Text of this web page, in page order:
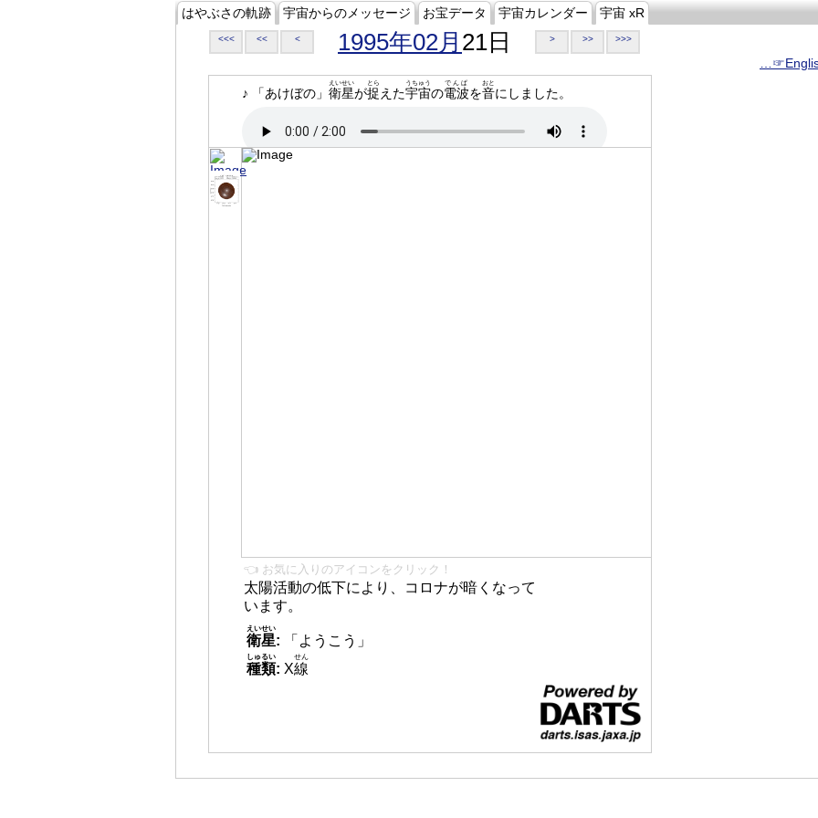
はやぶさの軌跡 宇宙からのメッセージ お宝データ 宇宙カレンダー 宇宙 xR
<<< << < 1995年02月 21日 > >> >>>
♪ 「あけぼの」 衛星
えいせい
が捉
とら
えた宇宙
うちゅう
の電波
でんぱ
を音
おと
にしました。
👈 お気に入りのアイコンをクリック！
太陽活動の低下により、コロナが暗くなって
います。
衛星
えいせい
:
「ようこう」
種類
しゅるい
: X線
せん